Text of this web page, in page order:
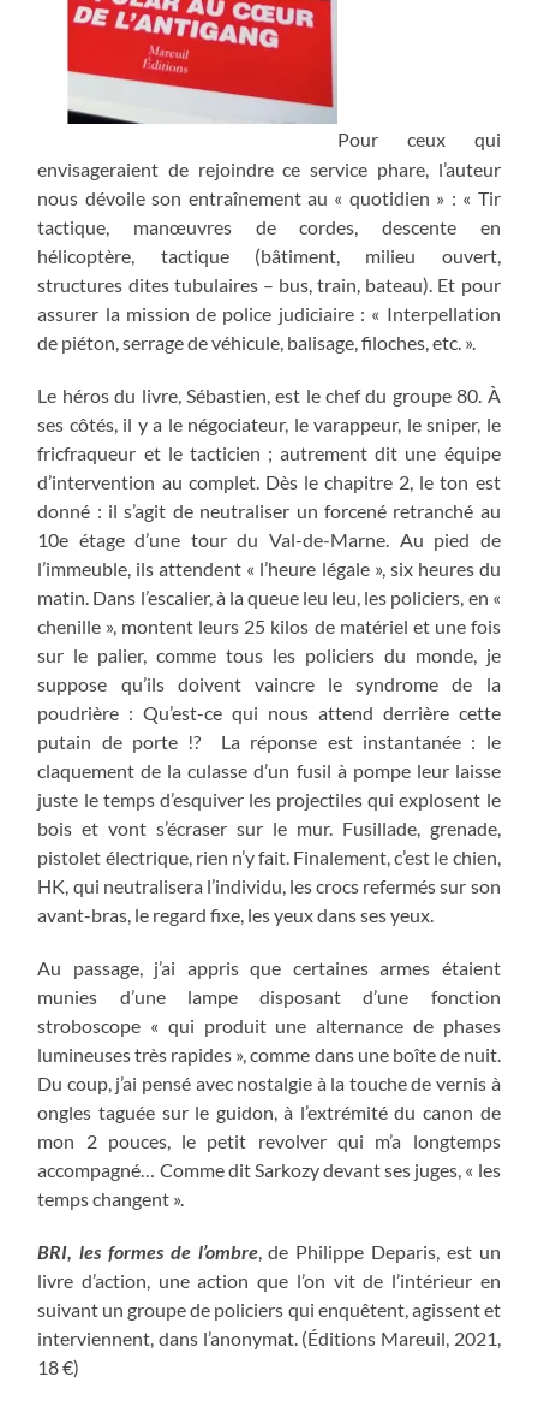
Pour ceux qui
envisageraient de rejoindre ce service phare, l’auteur
nous dévoile son entraînement au « quotidien » : « Tir
tactique, manœuvres de cordes, descente en
hélicoptère, tactique (bâtiment, milieu ouvert,
structures dites tubulaires – bus, train, bateau). Et pour
assurer la mission de police judiciaire : « Interpellation
de piéton, serrage de véhicule, balisage, filoches, etc. ».
Le héros du livre, Sébastien, est le chef du groupe 80. À
ses côtés, il y a le négociateur, le varappeur, le sniper, le
fricfraqueur et le tacticien ; autrement dit une équipe
d’intervention au complet. Dès le chapitre 2, le ton est
donné : il s’agit de neutraliser un forcené retranché au
10e étage d’une tour du Val-de-Marne. Au pied de
l’immeuble, ils attendent « l’heure légale », six heures du
matin. Dans l’escalier, à la queue leu leu, les policiers, en «
chenille », montent leurs 25 kilos de matériel et une fois
sur le palier, comme tous les policiers du monde, je
suppose qu’ils doivent vaincre le syndrome de la
poudrière : Qu’est-ce qui nous attend derrière cette
putain de porte !? La réponse est instantanée : le
claquement de la culasse d’un fusil à pompe leur laisse
juste le temps d’esquiver les projectiles qui explosent le
bois et vont s’écraser sur le mur. Fusillade, grenade,
pistolet électrique, rien n’y fait. Finalement, c’est le chien,
HK, qui neutralisera l’individu, les crocs refermés sur son
avant-bras, le regard fixe, les yeux dans ses yeux.
Au passage, j’ai appris que certaines armes étaient
munies d’une lampe disposant d’une fonction
stroboscope « qui produit une alternance de phases
lumineuses très rapides », comme dans une boîte de nuit.
Du coup, j’ai pensé avec nostalgie à la touche de vernis à
ongles taguée sur le guidon, à l’extrémité du canon de
mon 2 pouces, le petit revolver qui m’a longtemps
accompagné… Comme dit Sarkozy devant ses juges, « les
temps changent ».
BRI, les formes de l’ombre, de Philippe Deparis, est un
livre d’action, une action que l’on vit de l’intérieur en
suivant un groupe de policiers qui enquêtent, agissent et
interviennent, dans l’anonymat. (Éditions Mareuil, 2021,
18 €)